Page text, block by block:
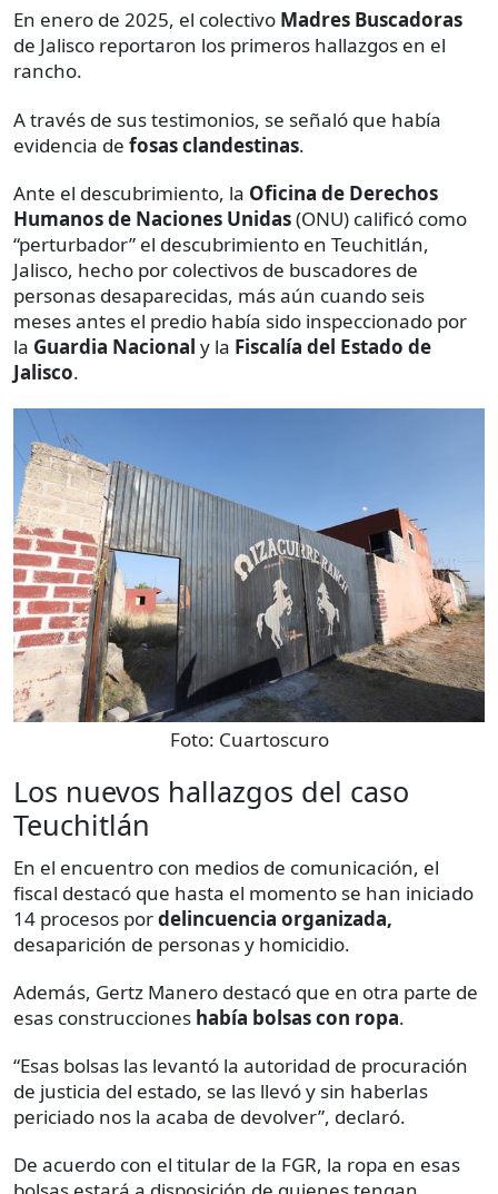
En enero de 2025, el colectivo Madres Buscadoras
de Jalisco reportaron los primeros hallazgos en el
rancho.
A través de sus testimonios, se señaló que había
evidencia de fosas clandestinas.
Ante el descubrimiento, la Oficina de Derechos
Humanos de Naciones Unidas(ONU) calificó como
“perturbador” el descubrimiento en Teuchitlán,
Jalisco, hecho por colectivos de buscadores de
personas desaparecidas, más aún cuando seis
meses antes el predio había sido inspeccionado por
la Guardia Nacional y la Fiscalía del Estado de
Jalisco.
Foto: Cuartoscuro
Los nuevos hallazgos del caso
Teuchitlán
En el encuentro con medios de comunicación, el
fiscal destacó que hasta el momento se han iniciado
14 procesos pordelincuencia organizada,
desaparición de personas y homicidio.
Además, Gertz Manero destacó que en otra parte de
esas construcciones había bolsas con ropa.
“Esas bolsas las levantó la autoridad de procuración
de justicia del estado, se las llevó y sin haberlas
periciado nos la acaba de devolver”, declaró.
De acuerdo con el titular de la FGR, la ropa en esas